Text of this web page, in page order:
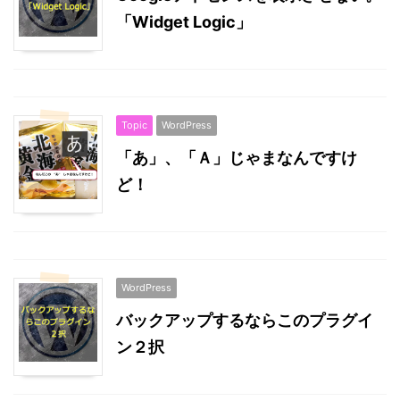
「Widget Logic」
Topic WordPress
「あ」、「Ａ」じゃまなんですけ
ど！
WordPress
バックアップするならこのプラグイ
ン２択